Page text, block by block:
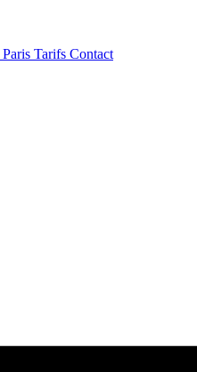
Paris Tarifs Contact